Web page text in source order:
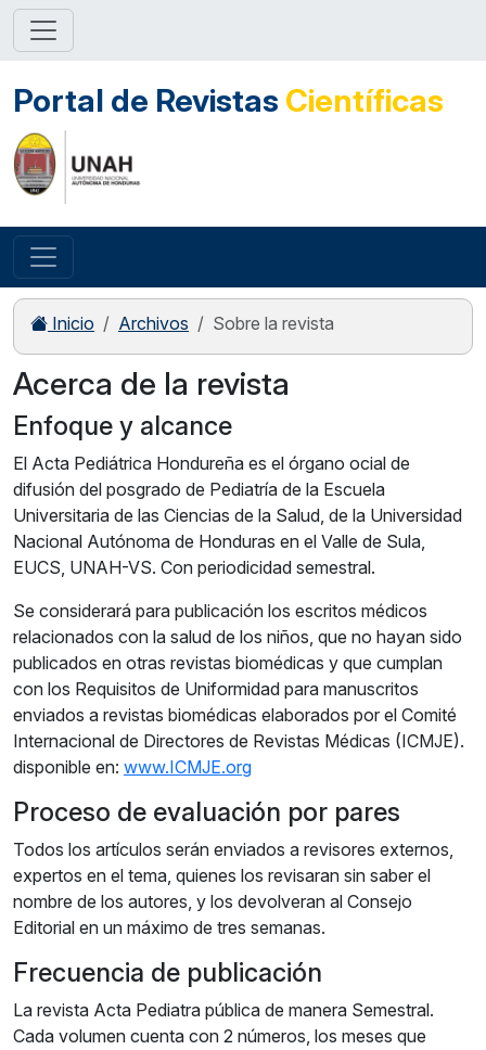
Portal de Revistas Científicas
Inicio Archivos Sobre la revista
Acerca de la revista
Enfoque y alcance
El Acta Pediátrica Hondureña es el órgano ocial de
difusión del posgrado de Pediatría de la Escuela
Universitaria de las Ciencias de la Salud, de la Universidad
Nacional Autónoma de Honduras en el Valle de Sula,
EUCS, UNAH-VS. Con periodicidad semestral.
Se considerará para publicación los escritos médicos
relacionados con la salud de los niños, que no hayan sido
publicados en otras revistas biomédicas y que cumplan
con los Requisitos de Uniformidad para manuscritos
enviados a revistas biomédicas elaborados por el Comité
Internacional de Directores de Revistas Médicas (ICMJE).
disponible en: www.ICMJE.org
Proceso de evaluación por pares
Todos los artículos serán enviados a revisores externos,
expertos en el tema, quienes los revisaran sin saber el
nombre de los autores, y los devolveran al Consejo
Editorial en un máximo de tres semanas.
Frecuencia de publicación
La revista Acta Pediatra pública de manera Semestral.
Cada volumen cuenta con 2 números, los meses que